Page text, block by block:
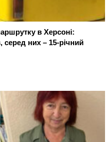
в Херсоні:
серед них – 15-річний